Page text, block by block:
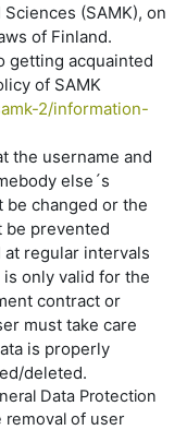
(SAMK), on
of Finland.
getting acquainted
of SAMK
2/information-
the username and
else´s
be changed or the
be prevented
regular intervals
only valid for the
contract or
must take care
is properly
deleted.
Data Protection
removal of user